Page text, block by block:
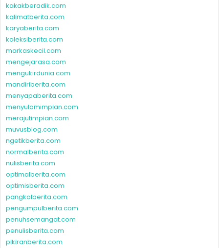
kakakberadik.com
kalimatberita.com
karyaberita.com
koleksiberita.com
markaskecil.com
mengejarasa.com
mengukirdunia.com
mandiriberita.com
menyapaberita.com
menyulamimpian.com
merajutimpian.com
muvusblog.com
ngetikberita.com
normalberita.com
nulisberita.com
optimalberita.com
optimisberita.com
pangkalberita.com
pengumpulberita.com
penuhsemangat.com
penulisberita.com
pikiranberita.com